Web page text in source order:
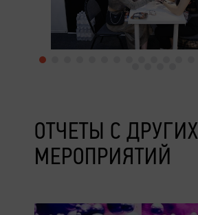
ОТЧЕТЫ С ДРУГИХ
МЕРОПРИЯТИЙ